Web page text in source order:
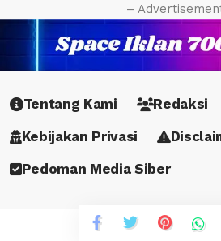
–
Tentang Kami Redaksi
Kebijakan Privasi
Pedoman Media Siber
Copyright © 2023